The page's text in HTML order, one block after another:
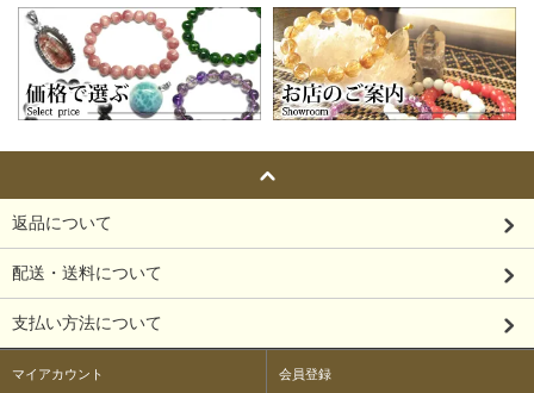
返品について
配送・送料について
支払い方法について
マイアカウント 会員登録